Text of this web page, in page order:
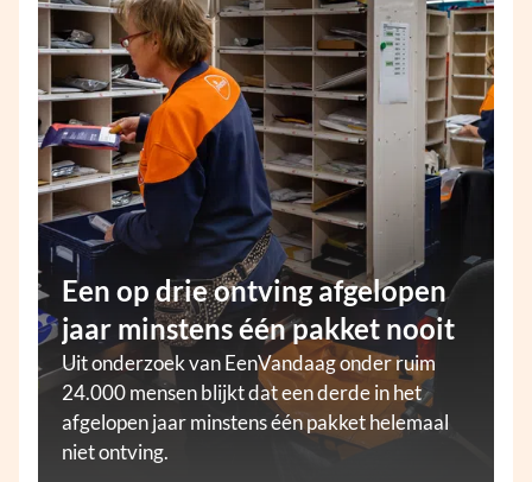
Een op drie ontving afgelopen
jaar minstens één pakket nooit
Uit onderzoek van EenVandaag onder ruim
24.000 mensen blijkt dat een derde in het
afgelopen jaar minstens één pakket helemaal
niet ontving.